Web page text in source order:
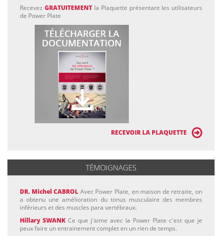
Recevez GRATUITEMENT la Plaquette présentant les utilisateurs
de Power Plate
RECEVOIR LA PLAQUETTE
TÉMOIGNAGES
DR. Michel CABROL Avec Power Plate, en maison de retraite, on
a obtenu une amélioration du tonus musculaire des membres
inférieurs et des muscles para vertébraux.
Hillary SWANK Ce que j'aime avec la Power Plate c'est que je
peux faire un entrainement complet en un rien de temps.